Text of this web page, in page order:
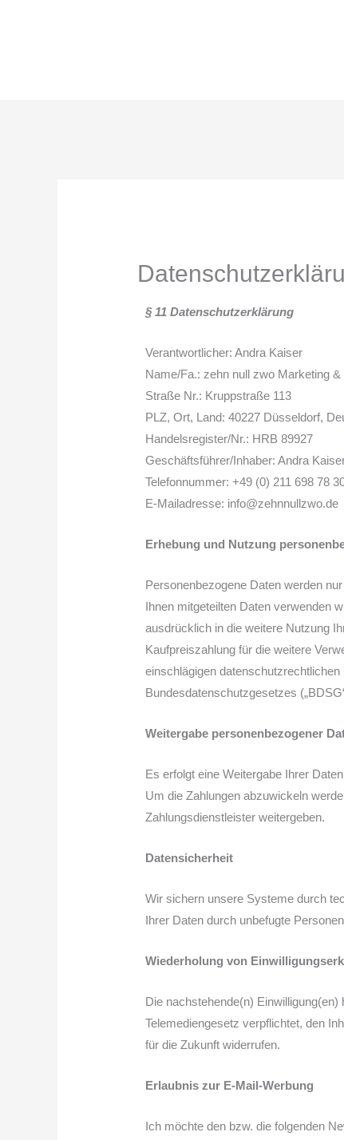
§ 11 Datenschutzerklärung
Verantwortlicher: Andra Kaiser
Name/Fa.: zehn null zwo Marketing
Straße Nr.: Kruppstraße 113
PLZ, Ort, Land: 40227 Düsseldorf,
Handelsregister/Nr.: HRB 89927
Geschäftsführer/Inhaber: Andra
Telefonnummer: +49 (0) 211 698 78
E-Mailadresse: info@zehnnullzwo.de
Erhebung und Nutzung
Personenbezogene Daten werden
Ihnen mitgeteilten Daten verwenden
ausdrücklich in die weitere Nutzung
Kaufpreiszahlung für die weitere
einschlägigen
Bundesdatenschutzgesetzes
Weitergabe personenbezogener
Es erfolgt eine Weitergabe Ihrer
Um die Zahlungen abzuwickeln
Zahlungsdienstleister weitergeben.
Datensicherheit
Wir sichern unsere Systeme durch
Ihrer Daten durch unbefugte
Wiederholung von
Die nachstehende(n)
Telemediengesetz verpflichtet, den
für die Zukunft widerrufen.
Erlaubnis zur E-Mail-Werbung
Ich möchte den bzw. die folgenden